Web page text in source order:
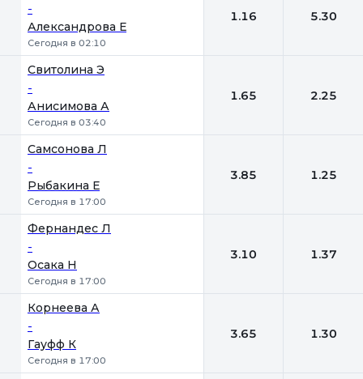
-
Александрова Е
Сегодня в 02:10
1.16 5.30
Свитолина Э
-
Анисимова А
Сегодня в 03:40
1.65 2.25
Самсонова Л
-
Рыбакина Е
Сегодня в 17:00
3.85 1.25
Фернандес Л
-
Осака Н
Сегодня в 17:00
3.10 1.37
Корнеева А
-
Гауфф К
Сегодня в 17:00
3.65 1.30